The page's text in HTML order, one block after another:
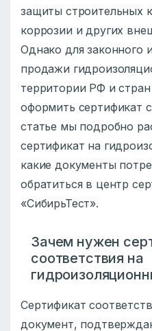
защиты строительных
коррозии и других
Однако для законного
продажи
территории РФ и
оформить сертификат
статье мы подробно
сертификат на
какие документы
обратиться в центр
«СибирьТест».
Зачем нужен
соответствия на
Сертификат
документ,